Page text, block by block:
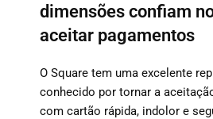
dimensões confiam
aceitar pagamentos
O Square tem uma excelente
conhecido por tornar a
com cartão rápida, indolor e